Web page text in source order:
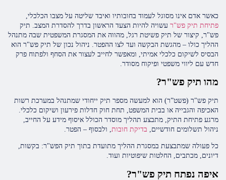
כאשר אדם אינו מסוגל לעמוד בחובותיו ואיבד שליטה על מצבו הכלכלי,
פתיחת תיק פש"ר עשויה להיות הצעד הראשון בדרך להסדרת המצב. תיק
פש"ר, קיצור של תיק פשיטת רגל, מהווה את המסגרת המשפטית שבה מתנהל
ההליך כולו – מהגשת הבקשה ועד לצו ההפטר. ניהול נכון של תיק פש"ר הוא
הבסיס לשיקום כלכלי אמיתי, ומאפשר לחייב לעצור את הסחף ולפתוח פרק
חדש עם ליווי משפטי ופיקוח מסודר.
מהו תיק פש"ר?
תיק פש"ר (פשט”ר) הוא למעשה מספר תיק ייחודי שמתנהל במערכת רשות
האכיפה והגבייה או בבית המשפט, תחת חוק חדלות פירעון ושיקום כלכלי.
מרגע פתיחת התיק, מתבצע תהליך מוסדר הכולל איסוף מידע על החייב,
ניהול תשלומים חודשיים, בדיקת חובות , ולבסוף – הפטר.
כל פעולה שמתבצעת במסגרת ההליך מתועדת בתוך תיק הפש"ר: בקשות,
דיונים, מכתבים, החלטות שיפוטיות ועוד.
איפה נפתח תיק פש"ר?